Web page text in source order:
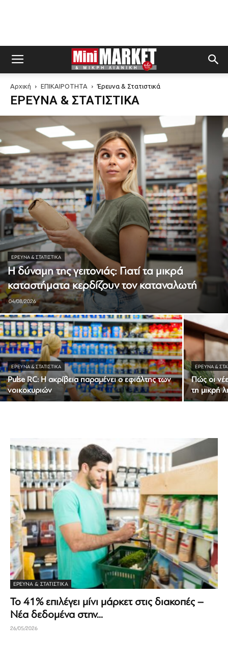
Αρχική ΕΠΙΚΑΙΡΟΤΗΤΑ Έρευνα & Στατιστικά
ΈΡΕΥΝΑ & ΣΤΑΤΙΣΤΙΚΆ
ΈΡΕΥΝΑ & ΣΤΑΤΙΣΤΙΚΆ
Η δύναμη της γειτονιάς: Γιατί τα μικρά
καταστήματα κερδίζουν τον καταναλωτή
04/08/2026
ΈΡΕΥΝΑ & ΣΤΑΤΙΣΤΙΚΆ
Pulse RC: Η ακρίβεια παραμένει ο εφιάλτης των
νοικοκυριών
ΈΡΕΥΝΑ &
Πώς οι
τη μικρή
ΈΡΕΥΝΑ & ΣΤΑΤΙΣΤΙΚΆ
Το 41% επιλέγει μίνι μάρκετ στις διακοπές –
Νέα δεδομένα στην...
26/05/2026